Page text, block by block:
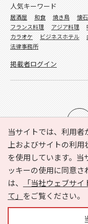
当サイトでは、利用
上およびサイトの利
を使用しています。当
ッキーの使用に同意
は、
「当社ウェブサ
て」 をご覧ください。
e-NAVITA（イーナビ
利用規約
個人情
サイトマップ
人気キーワード
居酒屋 和食 焼き鳥 懐
フランス料理
アジア料理
カラオケ
ビジネスホテル
法律事務所
掲載者ログイン